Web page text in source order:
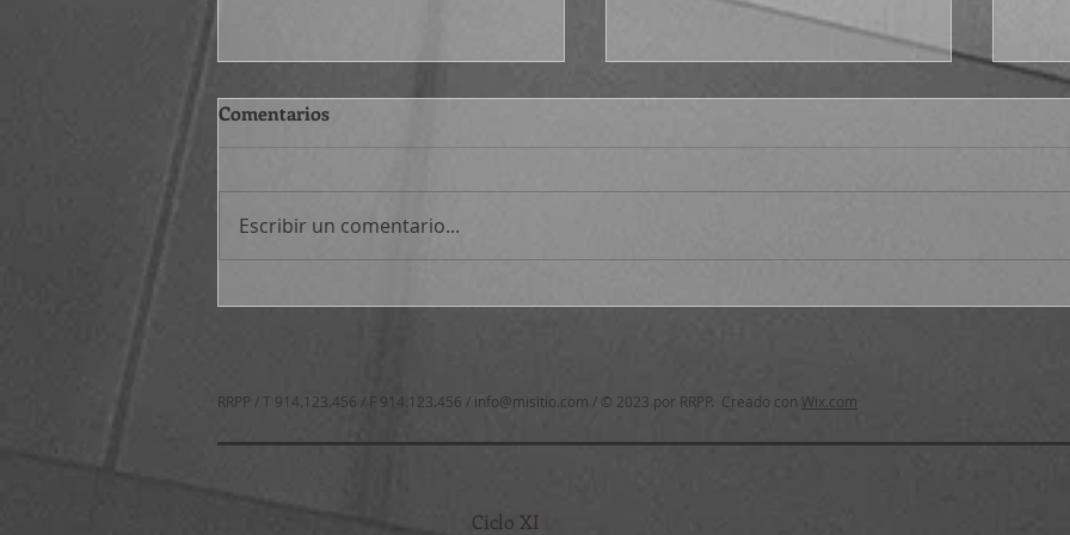
¿Por qué no Platón en el s.
Comentarios
Escribir un comentario...
RRPP / T 914.123.456 / F 914.123.456 / info@misitio.com / © 2023 por RRPP. Creado con Wix.com
Ciclo XI